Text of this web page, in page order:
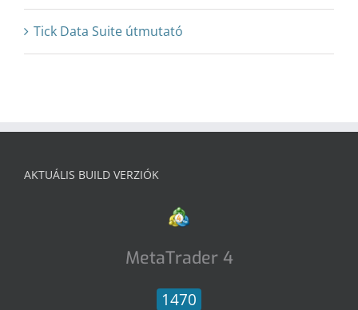
Tick Data Suite útmutató
AKTUÁLIS BUILD VERZIÓK
MetaTrader 4
1470